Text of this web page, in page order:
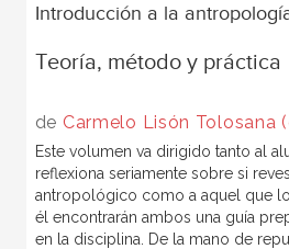
Introducción a la
Teoría, método y práctica
de Carmelo Lisón Tolosana
Este volumen va dirigido tanto al
reflexiona seriamente sobre si
antropológico como a aquel que
él encontrarán ambos una guía
en la disciplina. De la mano de